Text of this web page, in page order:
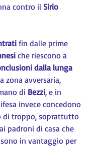
contro il Sirio
fin dalle prime
che riescono a
dalla lunga
zona avversaria,
di Bezzi, e in
invece concedono
di troppo, soprattutto
padroni di casa che
in vantaggio per